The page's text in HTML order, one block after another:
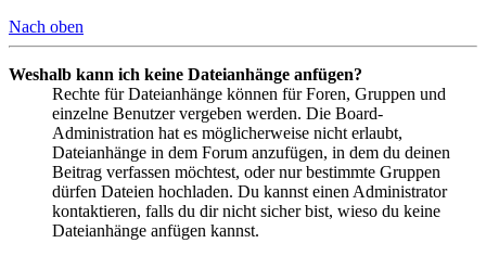
Nach oben
Weshalb kann ich keine Dateianhänge anfügen?
Rechte für Dateianhänge können für Foren, Gruppen und
einzelne Benutzer vergeben werden. Die Board-
Administration hat es möglicherweise nicht erlaubt,
Dateianhänge in dem Forum anzufügen, in dem du deinen
Beitrag verfassen möchtest, oder nur bestimmte Gruppen
dürfen Dateien hochladen. Du kannst einen Administrator
kontaktieren, falls du dir nicht sicher bist, wieso du keine
Dateianhänge anfügen kannst.